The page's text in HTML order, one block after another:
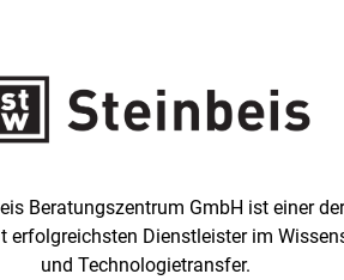
Beratungszentrum GmbH ist einer
erfolgreichsten Dienstleister im
und Technologietransfer.